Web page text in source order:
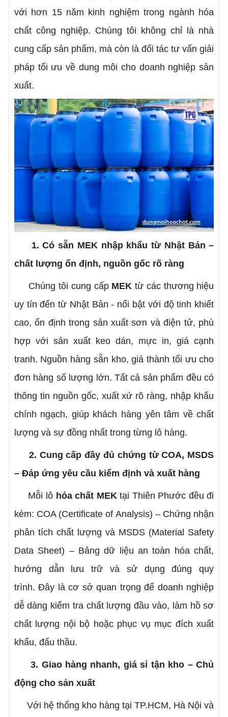
với hơn 15 năm kinh nghiệm trong ngành hóa
chất công nghiệp. Chúng tôi không chỉ là nhà
cung cấp sản phẩm, mà còn là đối tác tư vấn giải
pháp tối ưu về dung môi cho doanh nghiệp sản
xuất.
1. Có sẵn MEK nhập khẩu từ Nhật Bản –
chất lượng ổn định, nguồn gốc rõ ràng
Chúng tôi cung cấp MEK từ các thương hiệu
uy tín đến từ Nhật Bản - nổi bật với độ tinh khiết
cao, ổn định trong sản xuất sơn và điện tử, phù
hợp với sản xuất keo dán, mực in, giá cạnh
tranh. Nguồn hàng sẵn kho, giá thành tối ưu cho
đơn hàng số lượng lớn. Tất cả sản phẩm đều có
thông tin nguồn gốc, xuất xứ rõ ràng, nhập khẩu
chính ngạch, giúp khách hàng yên tâm về chất
lượng và sự đồng nhất trong từng lô hàng.
2. Cung cấp đầy đủ chứng từ COA, MSDS
– Đáp ứng yêu cầu kiểm định và xuất hàng
Mỗi lô hóa chất MEK tại Thiên Phước đều đi
kèm: COA (Certificate of Analysis) – Chứng nhận
phân tích chất lượng và MSDS (Material Safety
Data Sheet) – Bảng dữ liệu an toàn hóa chất,
hướng dẫn lưu trữ và sử dụng đúng quy
trình.Đây là cơ sở quan trọng để doanh nghiệp
dễ dàng kiểm tra chất lượng đầu vào, làm hồ sơ
chất lượng nội bộ hoặc phục vụ mục đích xuất
khẩu, đấu thầu.
3. Giao hàng nhanh, giá sỉ tận kho – Chủ
động cho sản xuất
Với hệ thống kho hàng tại TP.HCM, Hà Nội và